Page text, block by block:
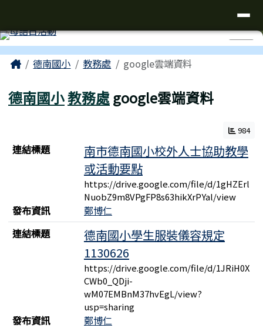
⏸
工具列
主內容區域
Home德南國小 教務處 google雲端資料
德南國小教務處google雲端資料
984
連結列表
連結標題
南市德南國小校外人士協助教學
或活動要點
https://drive.google.com/file/d/1gHZErl
NuobZ9m8VPgFP8s63hikXrPYal/view
發布資訊
鄭博仁
連結標題
德南國小學生服裝儀容規定
1130626
https://drive.google.com/file/d/1JRiH0X
CWb0_QDji-
wM07EMBnM37hvEgL/view?
usp=sharing
發布資訊
鄭博仁
頁尾區域